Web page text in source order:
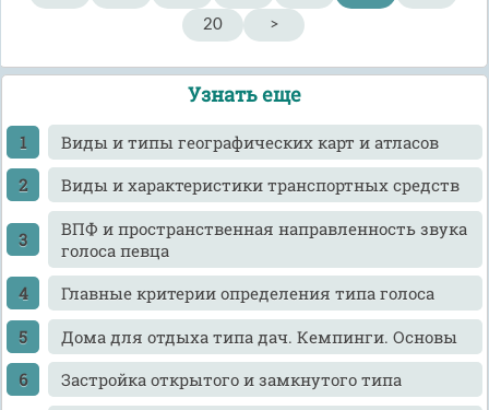
20
>
Узнать еще
Виды и типы географических карт и атласов
Виды и характеристики транспортных средств
ВПФ и пространственная направленность звука
голоса певца
Главные критерии определения типа голоса
Дома для отдыха типа дач. Кемпинги. Основы
Застройка открытого и замкнутого типа